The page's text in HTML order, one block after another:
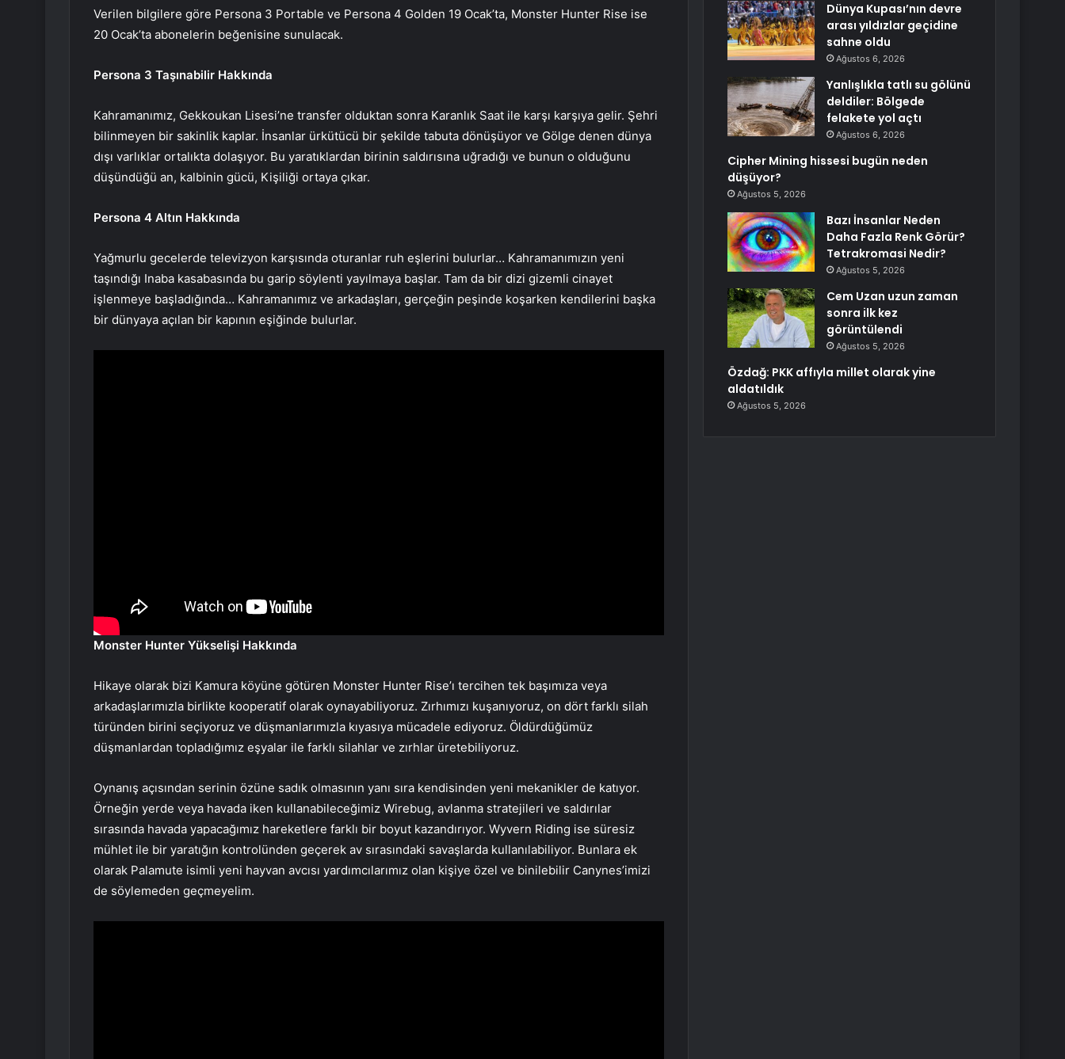
Verilen bilgilere göre Persona 3 Portable ve Persona 4 Golden 19 Ocak’ta, Monster Hunter Rise ise
20 Ocak’ta abonelerin beğenisine sunulacak.
Persona 3 Taşınabilir Hakkında
Kahramanımız, Gekkoukan Lisesi’ne transfer olduktan sonra Karanlık Saat ile karşı karşıya gelir. Şehri
bilinmeyen bir sakinlik kaplar. İnsanlar ürkütücü bir şekilde tabuta dönüşüyor ve Gölge denen dünya
dışı varlıklar ortalıkta dolaşıyor. Bu yaratıklardan birinin saldırısına uğradığı ve bunun o olduğunu
düşündüğü an, kalbinin gücü, Kişiliği ortaya çıkar.
Persona 4 Altın Hakkında
Yağmurlu gecelerde televizyon karşısında oturanlar ruh eşlerini bulurlar… Kahramanımızın yeni
taşındığı Inaba kasabasında bu garip söylenti yayılmaya başlar. Tam da bir dizi gizemli cinayet
işlenmeye başladığında… Kahramanımız ve arkadaşları, gerçeğin peşinde koşarken kendilerini başka
bir dünyaya açılan bir kapının eşiğinde bulurlar.
Monster Hunter Yükselişi Hakkında
Hikaye olarak bizi Kamura köyüne götüren Monster Hunter Rise’ı tercihen tek başımıza veya
arkadaşlarımızla birlikte kooperatif olarak oynayabiliyoruz. Zırhımızı kuşanıyoruz, on dört farklı silah
türünden birini seçiyoruz ve düşmanlarımızla kıyasıya mücadele ediyoruz. Öldürdüğümüz
düşmanlardan topladığımız eşyalar ile farklı silahlar ve zırhlar üretebiliyoruz.
Oynanış açısından serinin özüne sadık olmasının yanı sıra kendisinden yeni mekanikler de katıyor.
Örneğin yerde veya havada iken kullanabileceğimiz Wirebug, avlanma stratejileri ve saldırılar
sırasında havada yapacağımız hareketlere farklı bir boyut kazandırıyor. Wyvern Riding ise süresiz
mühlet ile bir yaratığın kontrolünden geçerek av sırasındaki savaşlarda kullanılabiliyor. Bunlara ek
olarak Palamute isimli yeni hayvan avcısı yardımcılarımız olan kişiye özel ve binilebilir Canynes’imizi
de söylemeden geçmeyelim.
Dünya Kupası’nın devre
arası yıldızlar geçidine
sahne oldu
Ağustos 6, 2026
Yanlışlıkla tatlı su gölünü
deldiler: Bölgede
felakete yol açtı
Ağustos 6, 2026
Cipher Mining hissesi bugün neden
düşüyor?
Ağustos 5, 2026
Bazı İnsanlar Neden
Daha Fazla Renk Görür?
Tetrakromasi Nedir?
Ağustos 5, 2026
Cem Uzan uzun zaman
sonra ilk kez
görüntülendi
Ağustos 5, 2026
Özdağ: PKK affıyla millet olarak yine
aldatıldık
Ağustos 5, 2026